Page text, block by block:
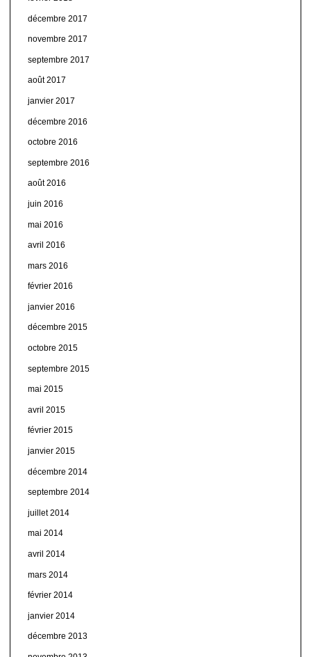
décembre 2017
novembre 2017
septembre 2017
août 2017
janvier 2017
décembre 2016
octobre 2016
septembre 2016
août 2016
juin 2016
mai 2016
avril 2016
mars 2016
février 2016
janvier 2016
décembre 2015
octobre 2015
septembre 2015
mai 2015
avril 2015
février 2015
janvier 2015
décembre 2014
septembre 2014
juillet 2014
mai 2014
avril 2014
mars 2014
février 2014
janvier 2014
décembre 2013